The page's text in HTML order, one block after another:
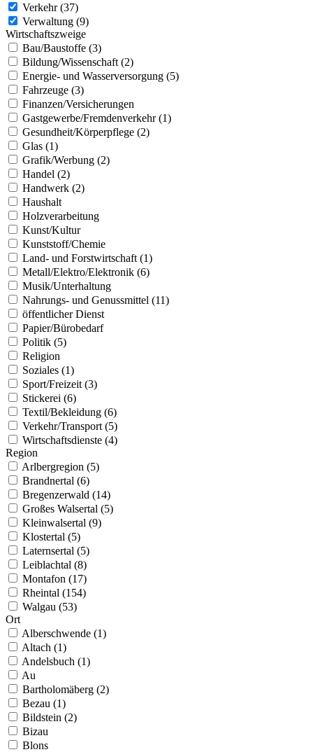
Verkehr (37)
Verwaltung (9)
Wirtschaftszweige
Bau/Baustoffe (3)
Bildung/Wissenschaft (2)
Energie- und Wasserversorgung (5)
Fahrzeuge (3)
Finanzen/Versicherungen
Gastgewerbe/Fremdenverkehr (1)
Gesundheit/Körperpflege (2)
Glas (1)
Grafik/Werbung (2)
Handel (2)
Handwerk (2)
Haushalt
Holzverarbeitung
Kunst/Kultur
Kunststoff/Chemie
Land- und Forstwirtschaft (1)
Metall/Elektro/Elektronik (6)
Musik/Unterhaltung
Nahrungs- und Genussmittel (11)
öffentlicher Dienst
Papier/Bürobedarf
Politik (5)
Religion
Soziales (1)
Sport/Freizeit (3)
Stickerei (6)
Textil/Bekleidung (6)
Verkehr/Transport (5)
Wirtschaftsdienste (4)
Region
Arlbergregion (5)
Brandnertal (6)
Bregenzerwald (14)
Großes Walsertal (5)
Kleinwalsertal (9)
Klostertal (5)
Laternsertal (5)
Leiblachtal (8)
Montafon (17)
Rheintal (154)
Walgau (53)
Ort
Alberschwende (1)
Altach (1)
Andelsbuch (1)
Au
Bartholomäberg (2)
Bezau (1)
Bildstein (2)
Bizau
Blons